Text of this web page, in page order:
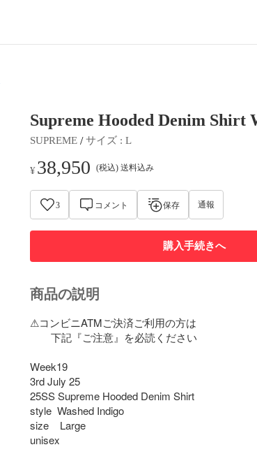
Supreme Hooded Denim Shirt
SUPREME / サイズ : L
¥ 38,950 (税込) 送料込み
3 コメント 保存 通報
購入手続きへ
商品の説明
⚠︎コンビニATMご決済ご利用の方は
下記『ご注意』を必読ください
Week19
3rd July 25
25SS Supreme Hooded Denim Shirt
style  Washed Indigo
size    Large
unisex